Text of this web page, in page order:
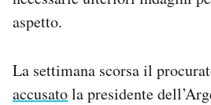
aspetto.
La settimana scorsa il
accusatola presidente